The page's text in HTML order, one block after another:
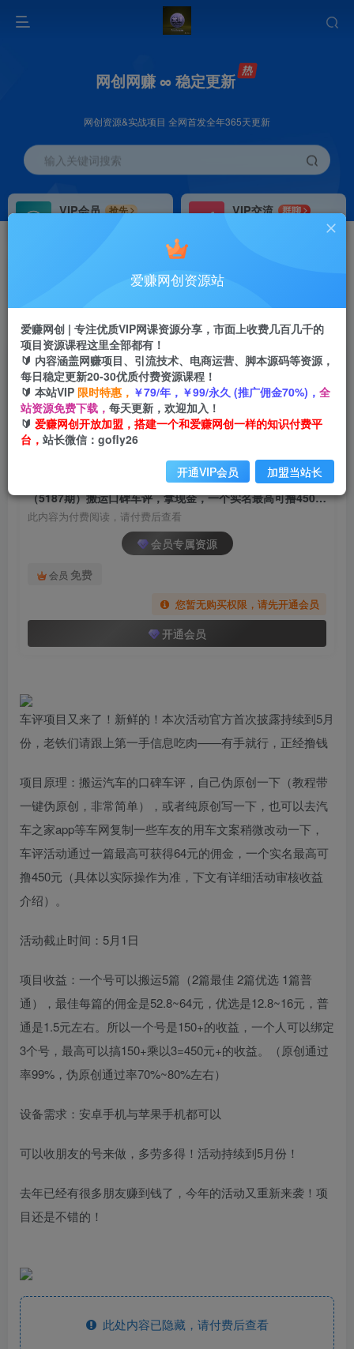
网创网赚 ∞ 稳定更新
网创资源&实战项目 全网首发全年365天更新
输入关键词搜索
VIP会员
抢先
VIP交流
群聊
研究探讨更多创业项目路子。
会员专属推广链接
首页 创业课程 会员专属 正文
（5187期）搬运口碑车评，拿现金，一个实名最
高可撸450元【详细操作教程】
爱赚网创
2年前发布
关注 私信
（5187期）搬运口碑车评，拿现金，一个实名最高可撸450元【详细操作教程】
此内容为付费阅读，请付费后查看
会员专属资源
会员 免费
您暂无购买权限，请先开通会员
开通会员
车评项目又来了！新鲜的！本次活动官方首次披露持续到5月
份，老铁们请跟上第一手信息吃肉——有手就行，正经撸钱
项目原理：搬运汽车的口碑车评，自己伪原创一下（教程带
一键伪原创，非常简单），或者纯原创写一下，也可以去汽
车之家app等车网复制一些车友的用车文案稍微改动一下，
车评活动通过一篇最高可获得64元的佣金，一个实名最高可
撸450元（具体以实际操作为准，下文有详细活动审核收益
介绍）。
活动截止时间：5月1日
项目收益：一个号可以搬运5篇（2篇最佳 2篇优选 1篇普
通），最佳每篇的佣金是52.8~64元，优选是12.8~16元，普
通是1.5元左右。所以一个号是150+的收益，一个人可以绑定
3个号，最高可以搞150+乘以3=450元+的收益。（原创通过
率99%，伪原创通过率70%~80%左右）
设备需求：安卓手机与苹果手机都可以
可以收朋友的号来做，多劳多得！活动持续到5月份！
去年已经有很多朋友赚到钱了，今年的活动又重新来袭！项
目还是不错的！
此处内容已隐藏，请付费后查看
爱赚网创资源站
爱赚网创 | 专注优质VIP网课资源分享，市面上收费几百几千的
项目资源课程这里全部都有！
🔰 内容涵盖网赚项目、引流技术、电商运营、脚本源码等资源，
每日稳定更新20-30优质付费资源课程！
🔰 本站VIP 限时特惠， ￥79/年，￥99/永久 (推广佣金70%)， 全
站资源免费下载， 每天更新，欢迎加入！
🔰 爱赚网创开放加盟，搭建一个和爱赚网创一样的知识付费平
台， 站长微信：gofly26
开通VIP会员 加盟当站长